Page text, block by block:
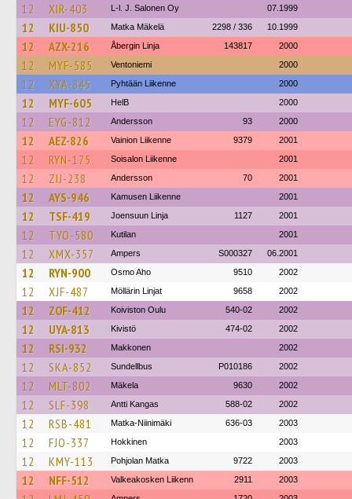
12 XIR-403 L-l. J. Salonen Oy 07.1999
12 KIU-850 Matka Mäkelä 2298 / 336 10.1999
12 AZX-216 Åbergin Linja 143817 2000
12 MYF-585 Ventoniemi 2000
12 XYA-845 Pyhtään Liikenne 2000
12 MYF-605 HelB 2000
12 EYG-812 Andersson 93 2000
12 AEZ-826 Vainion Liikenne 9379 2001
12 RYN-175 Soisalon Liikenne 2001
12 ZIJ-238 Andersson 70 2001
12 AYS-946 Kamusen Liikenne 2001
12 TSF-419 Joensuun Linja 1127 2001
12 TYO-580 Kutilan 2001
12 XMX-357 Ampers S000327 06.2001
12 RYN-900 Osmo Aho 9510 2002
12 XJF-487 Möllärin Linjat 9658 2002
12 ZOF-412 Koiviston Oulu 540-02 2002
12 UYA-813 Kivistö 474-02 2002
12 RSI-932 Makkonen 2002
12 SKA-852 Sundellbus P010186 2002
12 MLT-802 Mäkela 9630 2002
12 SLF-398 Antti Kangas 588-02 2002
12 RSB-481 Matka-Niinimäki 636-03 2003
12 FJO-337 Hokkinen 2003
12 KMY-113 Pohjolan Matka 9722 2003
12 NFF-512 Valkeakosken Liikenn 2911 2003